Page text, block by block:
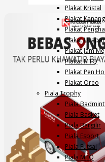
Plakat Kristal
Plakat
Plakat
Plakat
Plakat Jam
Plakat MTQ
Plakat Pen
Plakat Oreo
Piala Trophy
Piala
Piala Basket
Piala Bergilir
Piala Esport
Piala Futsal
Piala MTQ